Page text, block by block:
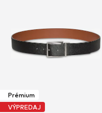
Prémium
VÝPREDAJ